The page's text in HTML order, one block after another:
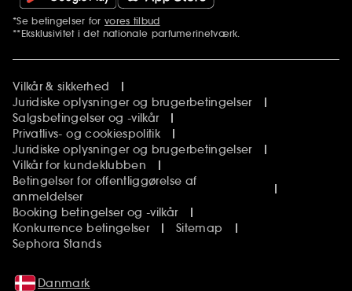
Yderligere bemærkninger
*Se betingelser for vores tilbud
**Eksklusivitet i det nationale parfumerinetværk.
Vilkår & sikkerhed
Juridiske oplysninger og brugerbetingelser
Salgsbetingelser og -vilkår
Privatlivs- og cookiespolitik
Juridiske oplysninger og brugerbetingelser
Vilkår for kundeklubben
Betingelser for offentliggørelse af
anmeldelser
Booking betingelser og -vilkår
Konkurrence betingelser
Sitemap
Sephora Stands
Danmark